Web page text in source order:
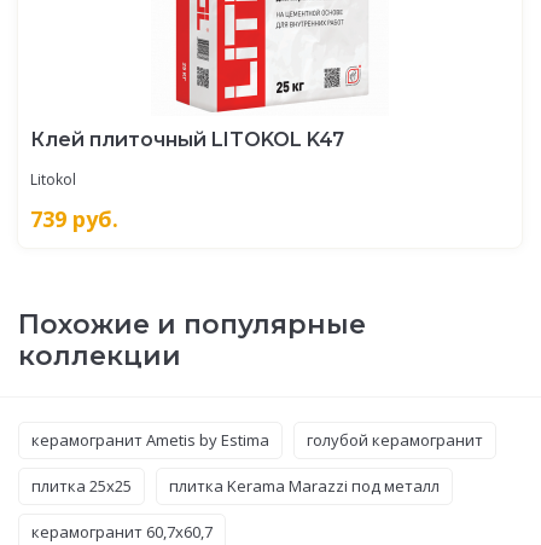
Клей плиточный LITOKOL K47
Litokol
739 руб.
Похожие и популярные
коллекции
керамогранит Ametis by Estima голубой керамогранит
плитка 25x25 плитка Kerama Marazzi под металл
керамогранит 60,7x60,7